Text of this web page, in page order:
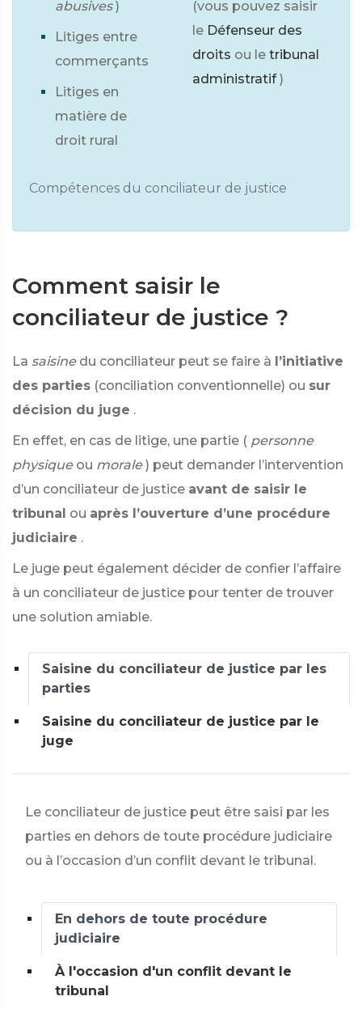
Compétences du conciliateur de justice
abusives )
Litiges entre
commerçants
Litiges en
matière de
droit rural
(vous pouvez saisir
le Défenseur des
droits ou le tribunal
administratif )
Comment saisir le
conciliateur de justice ?
La saisine du conciliateur peut se faire à l’initiative
des parties (conciliation conventionnelle) ou sur
décision du juge .
En effet, en cas de litige, une partie ( personne
physique ou morale ) peut demander l’intervention
d’un conciliateur de justice avant de saisir le
tribunal ou après l’ouverture d’une procédure
judiciaire .
Le juge peut également décider de confier l’affaire
à un conciliateur de justice pour tenter de trouver
une solution amiable.
Saisine du conciliateur de justice par les
parties
Saisine du conciliateur de justice par le
juge
Le conciliateur de justice peut être saisi par les
parties en dehors de toute procédure judiciaire
ou à l’occasion d’un conflit devant le tribunal.
En dehors de toute procédure
judiciaire
À l'occasion d'un conflit devant le
tribunal